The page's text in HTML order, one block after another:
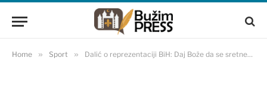
Home » Sport » Dalić o reprezentaciji BiH: Daj Bože da se sretnemo…